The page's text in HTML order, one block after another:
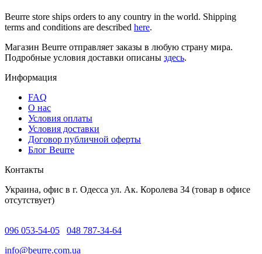
Beurre store ships orders to any country in the world. Shipping
terms and conditions are described here.
Магазин Beurre отправляет заказы в любую страну мира.
Подробные условия доставки описаны здесь.
Информация
FAQ
O нас
Условия оплаты
Условия доставки
Договор публичной оферты
Блог Beurre
Контакты
Украина, офис в г. Одесса ул. Ак. Королева 34 (товар в офисе
отсутствует)
096 053-54-05
048 787-34-64
info@beurre.com.ua